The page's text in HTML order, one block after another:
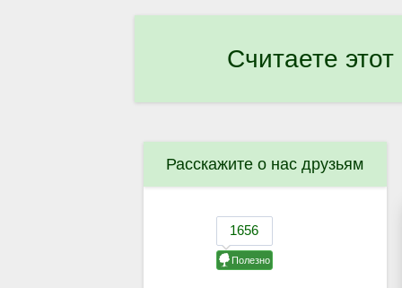
Считаете
Расскажите о нас друзьям